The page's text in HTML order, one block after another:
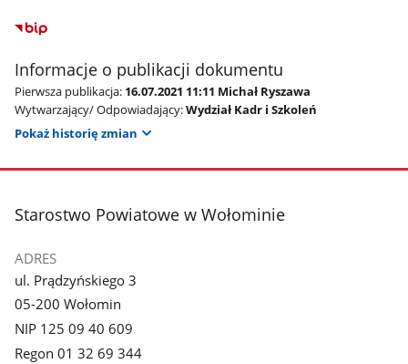
Informacje o publikacji dokumentu
Pierwsza publikacja: 16.07.2021 11:11 Michał Ryszawa
Wytwarzający/ Odpowiadający:Wydział Kadr i Szkoleń
Pokaż historię zmian
stopka
Starostwo Powiatowe w Wołominie
ADRES
ul. Prądzyńskiego 3
05-200 Wołomin
NIP 125 09 40 609
Regon 01 32 69 344